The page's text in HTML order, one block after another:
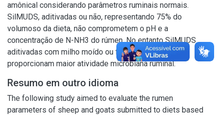
amônical considerando parâmetros ruminais normais.
SilMUDS, aditivadas ou não, representando 75% do
volumoso da dieta, não comprometem o pH e a
concentração de N-NH3 do rúmen. No entanto SilMUDS
aditivadas com milho moído ou farelo de trigo
proporcionam maior atividade microbiana ruminal.
Resumo em outro idioma
The following study aimed to evaluate the rumen
parameters of sheep and goats submitted to diets based